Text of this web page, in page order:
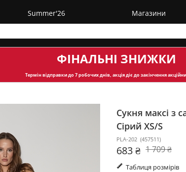
Summer'26 Магазини
ФІНАЛЬНІ ЗНИЖКИ
Термін відправкидо 7 робочих днів, акція діє до закінчення
Сукня максі з
Сірий XS/S
PLA-202 (457511)
683 ₴ 1 709 ₴
Таблиця розмірів